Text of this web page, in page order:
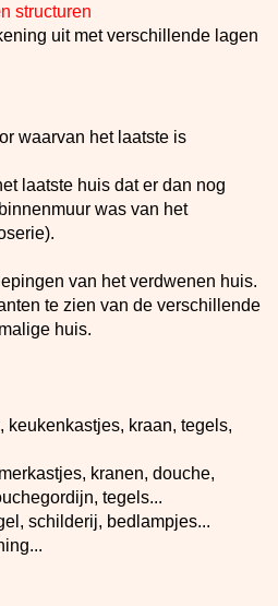
structuren
uit met verschillende lagen
waarvan het laatste is
laatste huis dat er dan nog
was van het
van het verdwenen huis.
te zien van de verschillende
huis.
keukenkastjes, kraan, tegels,
kranen, douche,
tegels...
schilderij, bedlampjes...